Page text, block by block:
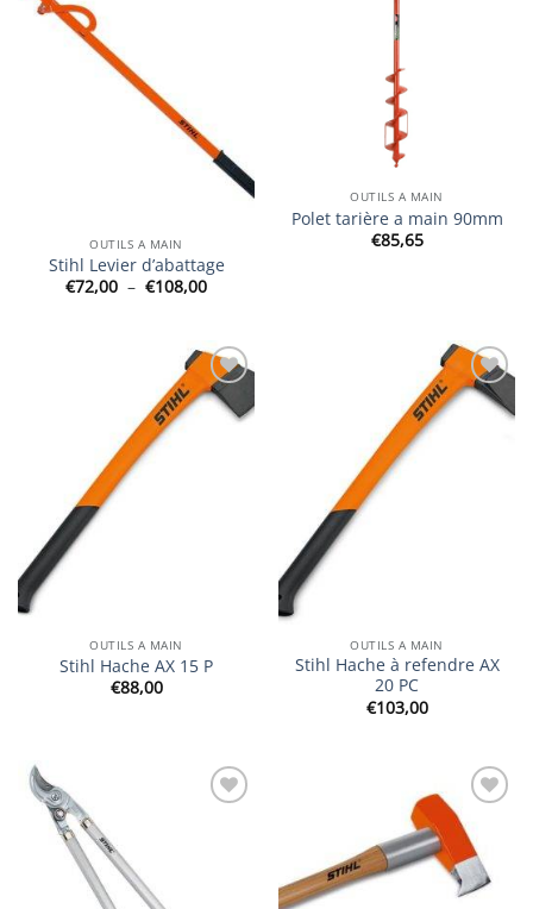
OUTILS A MAIN
Stihl Levier d’abattage
€72,00 – €108,00Plage
à
€108,00
OUTILS A MAIN
Polet tarière a main 90mm
€85,65
Ajouter
à la
OUTILS A MAIN
Stihl Hache AX 15 P
€88,00
Ajouter
OUTILS A MAIN
Stihl Hache à refendre AX
20 PC
€103,00
Ajouter
à la
wishlist